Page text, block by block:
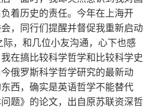
着历史的责任。今年在上海开
，同行们提醒并督促我重新启动
，和几位小友沟通，心下也感
在搞比较科学哲学和比较科学史
俄罗斯科学哲学研究的最新动
西，确实是英语哲学不能替代
题》的论文，出自原苏联资深哲